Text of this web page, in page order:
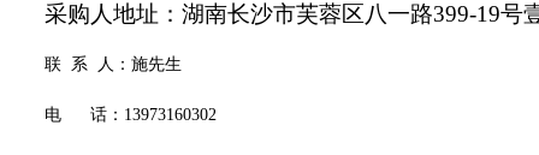
采购人地址：湖南长沙市芙蓉区八一路399-19号
联 系 人： 施先生
电 话： 13973160302